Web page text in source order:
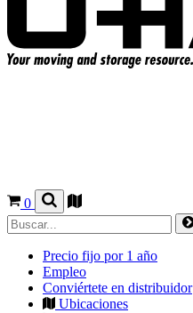
0
Precio fijo por 1 año
Empleo
Conviértete en distribuidor
Ubicaciones